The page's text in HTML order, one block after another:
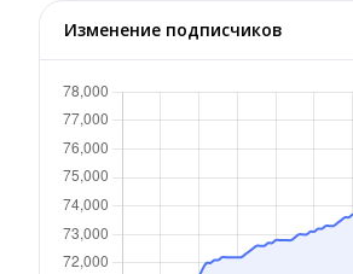
Изменение подписчиков